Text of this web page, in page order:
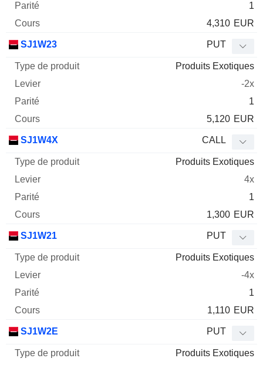
1
4,310 EUR
SJ1W23 PUT
Produits Exotiques
-2x
1
5,120 EUR
SJ1W4X CALL
Produits Exotiques
4x
1
1,300 EUR
SJ1W21 PUT
Produits Exotiques
-4x
1
1,110 EUR
SJ1W2E PUT
Produits Exotiques